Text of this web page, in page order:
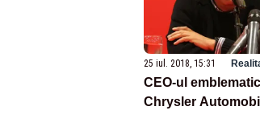
25 iul. 2018, 15:31
CEO-ul
Chrysler